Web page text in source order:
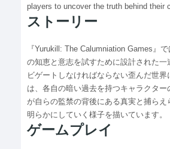
players to uncover the truth behind their
ストーリー
『Yurukill: The Calumniation Games』
の知恵と意志を試すために設計された
ビゲートしなければならない歪んだ世
は、各自の暗い過去を持つキャラクタ
が自らの監禁の背後にある真実と捕ら
明らかにしていく様子を描いています。
ゲームプレイ